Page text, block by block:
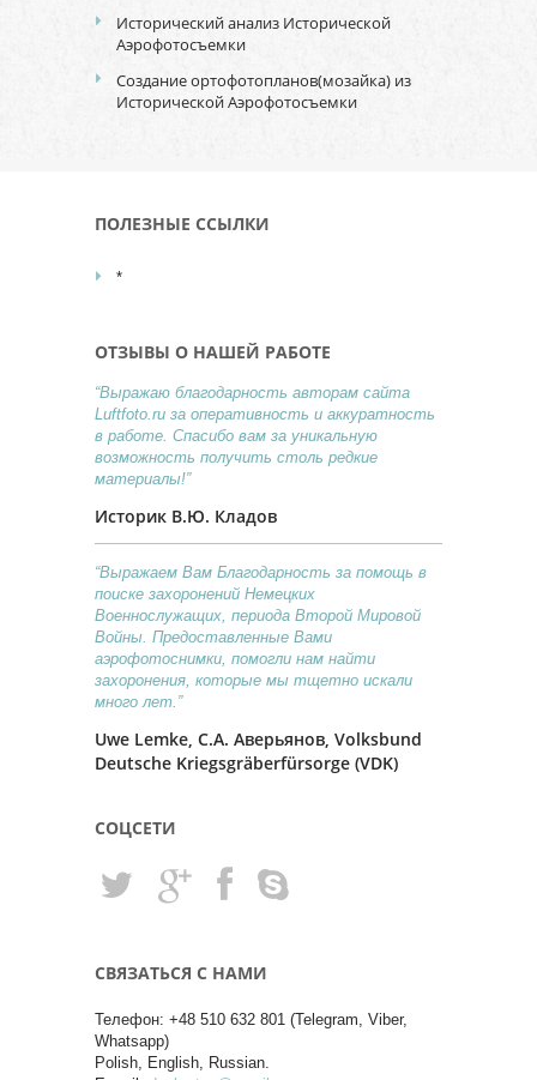
Исторический анализ Исторической
Аэрофотосъемки
Создание ортофотопланов(мозайка) из
Исторической Аэрофотосъемки
ПОЛЕЗНЫЕ ССЫЛКИ
*
ОТЗЫВЫ О НАШЕЙ РАБОТЕ
“Выражаю благодарность авторам сайта
Luftfoto.ru за оперативность и аккуратность
в работе. Спасибо вам за уникальную
возможность получить столь редкие
материалы!”
Историк В.Ю. Кладов
“Выражаем Вам Благодарность за помощь в
поиске захоронений Немецких
Военнослужащих, периода Второй Мировой
Войны. Предоставленные Вами
аэрофотоснимки, помогли нам найти
захоронения, которые мы тщетно искали
много лет.”
Uwe Lemke, С.А. Аверьянов, Volksbund
Deutsche Kriegsgräberfürsorge (VDK)
СОЦСЕТИ
СВЯЗАТЬСЯ С НАМИ
Телефон: +48 510 632 801 (Telegram, Viber,
Whatsapp)
Polish, English, Russian.